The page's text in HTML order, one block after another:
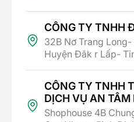
cảm biến phát hiện
biến chuyển động
lang, cửa ra vào,
cảm biến truyền lệnh
chuyển động.
Với tính năng này, ông
sẽ an toàn hơn khi
lang, hay ra vào nhà vệ
CÔNG TY TNHH
32B Nơ Trang
Huyện Đăk r Lấp-
CÔNG TY TNHH
DỊCH VỤ AN TÂM
Shophouse 4B